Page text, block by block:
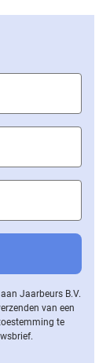
Jaarbeurs B.V.
van een
te